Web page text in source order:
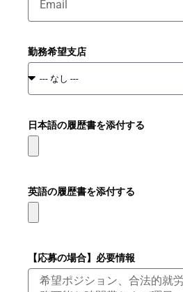
勤務希望支店
日本語の履歴書を添付する
英語の履歴書を添付する
【応募の場合】必要情報